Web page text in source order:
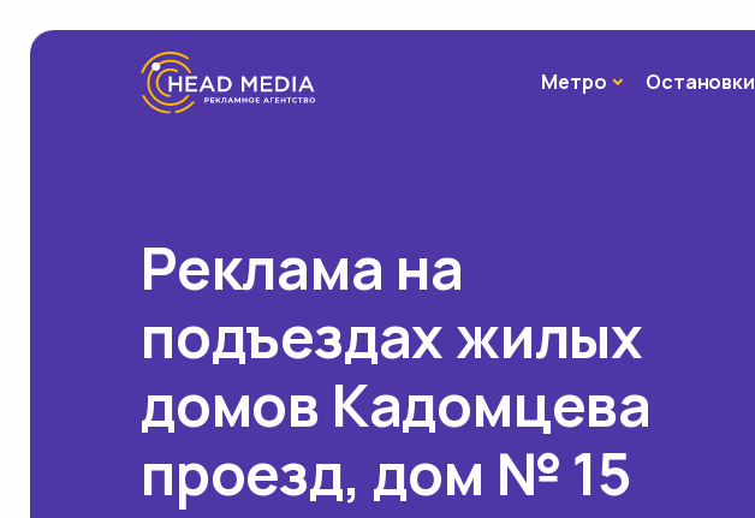
МетроМетроОстановки
Реклама на
подъездах жилых
домов Кадомцева
проезд, дом № 15